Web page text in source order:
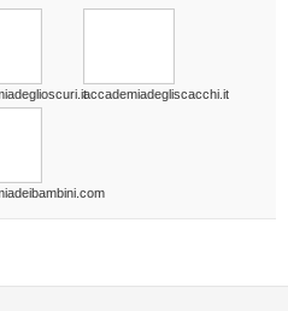
accademiadegliscacchi.it